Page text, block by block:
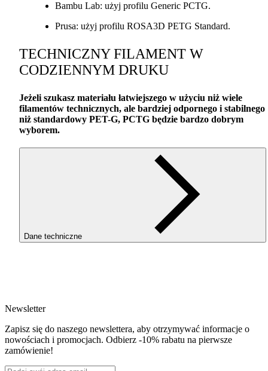
Bambu Lab: użyj profilu Generic PCTG.
Prusa: użyj profilu ROSA3D PETG Standard.
TECHNICZNY FILAMENT W
CODZIENNYM DRUKU
Jeżeli szukasz materiału łatwiejszego w użyciu niż wiele
filamentów technicznych, ale bardziej odpornego i stabilnego
niż standardowy PET-G, PCTG będzie bardzo dobrym
wyborem.
Dane techniczne
Waga netto [kg]
Średnica [mm]
1.75
Materiał bazowy
PCTG
Newsletter
Zapisz się do naszego newslettera, aby otrzymywać informacje o
nowościach i promocjach. Odbierz -10% rabatu na pierwsze
zamówienie!